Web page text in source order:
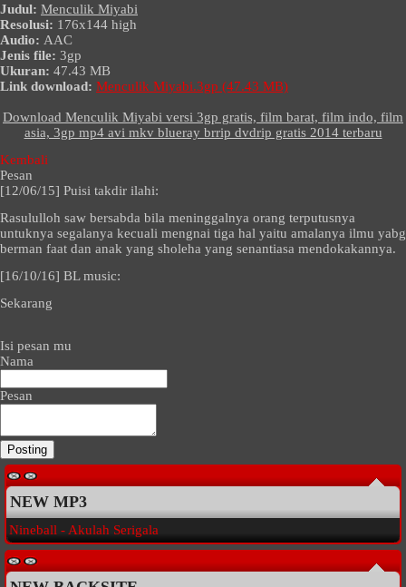
Judul: Menculik Miyabi
Resolusi: 176x144 high
Audio: AAC
Jenis file: 3gp
Ukuran: 47.43 MB
Link download: Menculik Miyabi.3gp (47.43 MB)
Download Menculik Miyabi versi 3gp gratis, film barat, film indo, film
asia, 3gp mp4 avi mkv blueray brrip dvdrip gratis 2014 terbaru
Kembali
Pesan
[12/06/15] Puisi takdir ilahi:
Rasululloh saw bersabda bila meninggalnya orang terputusnya
untuknya segalanya kecuali mengnai tiga hal yaitu amalanya ilmu yabg
berman faat dan anak yang sholeha yang senantiasa mendokakannya.
[16/10/16] BL music:
Sekarang
Isi pesan mu
Nama
Pesan
NEW MP3
Nineball - Akulah Serigala